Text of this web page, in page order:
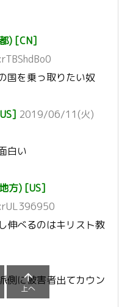
) [CN]
国を乗っ取りたい奴
2019/06/11(火)
白い
方) [US]
伸べるのはキリスト教
側に被害者出てカウン

上へ